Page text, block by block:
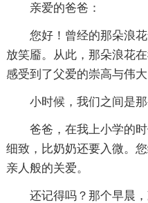
亲爱的爸爸：
您好！曾经的那朵浪
放笑靥。从此，那朵浪花
感受到了父爱的崇高与伟大
小时候，我们之间是那
爸爸，在我上小学的
细致，比奶奶还要入微。
亲人般的关爱。
还记得吗？那个早晨